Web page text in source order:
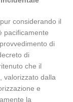
considerando il
pacificamente
di
di
che il
valorizzato dalla
e
la